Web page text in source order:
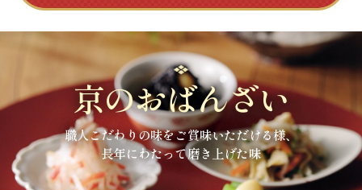
京のおばんざい
職人こだわりの味をご賞味いただける様、
長年にわたって磨き上げた味